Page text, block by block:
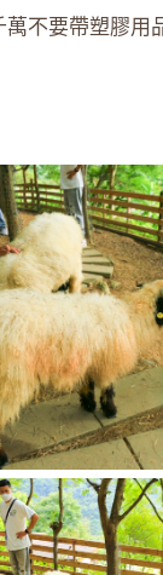
不要帶塑膠用